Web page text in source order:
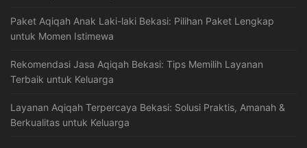
Paket Aqiqah Anak Laki-laki Bekasi: Pilihan Paket Lengkap
untuk Momen Istimewa
Rekomendasi Jasa Aqiqah Bekasi: Tips Memilih Layanan
Terbaik untuk Keluarga
Layanan Aqiqah Terpercaya Bekasi: Solusi Praktis, Amanah &
Berkualitas untuk Keluarga